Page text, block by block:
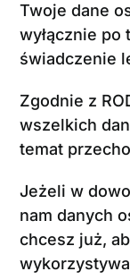
Twoje dane
wyłącznie po
świadczenie
Zgodnie z
wszelkich
temat
Jeżeli w
nam danych
chcesz już,